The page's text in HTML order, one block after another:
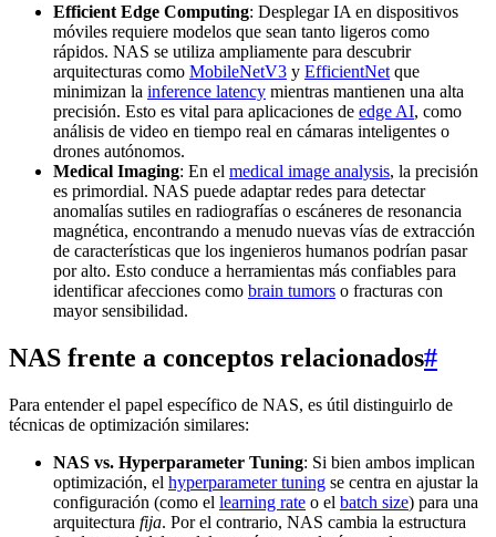
Efficient Edge Computing: Desplegar IA en dispositivos
móviles requiere modelos que sean tanto ligeros como
rápidos. NAS se utiliza ampliamente para descubrir
arquitecturas como MobileNetV3 y EfficientNet que
minimizan la inference latency mientras mantienen una alta
precisión. Esto es vital para aplicaciones de edge AI, como
análisis de video en tiempo real en cámaras inteligentes o
drones autónomos.
Medical Imaging: En el medical image analysis, la precisión
es primordial. NAS puede adaptar redes para detectar
anomalías sutiles en radiografías o escáneres de resonancia
magnética, encontrando a menudo nuevas vías de extracción
de características que los ingenieros humanos podrían pasar
por alto. Esto conduce a herramientas más confiables para
identificar afecciones como brain tumors o fracturas con
mayor sensibilidad.
NAS frente a conceptos relacionados#
Para entender el papel específico de NAS, es útil distinguirlo de
técnicas de optimización similares:
NAS vs. Hyperparameter Tuning: Si bien ambos implican
optimización, el hyperparameter tuning se centra en ajustar la
configuración (como el learning rate o el batch size) para una
arquitectura fija. Por el contrario, NAS cambia la estructura